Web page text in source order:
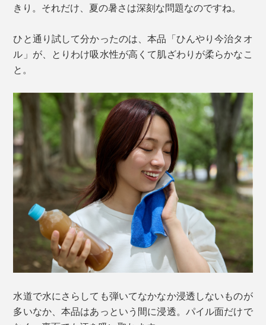
きり。それだけ、夏の暑さは深刻な問題なのですね。
ひと通り試して分かったのは、本品「ひんやり今治タオ
ル」が、とりわけ吸水性が高くて肌ざわりが柔らかなこ
と。
水道で水にさらしても弾いてなかなか浸透しないものが
多いなか、本品はあっという間に浸透。パイル面だけで